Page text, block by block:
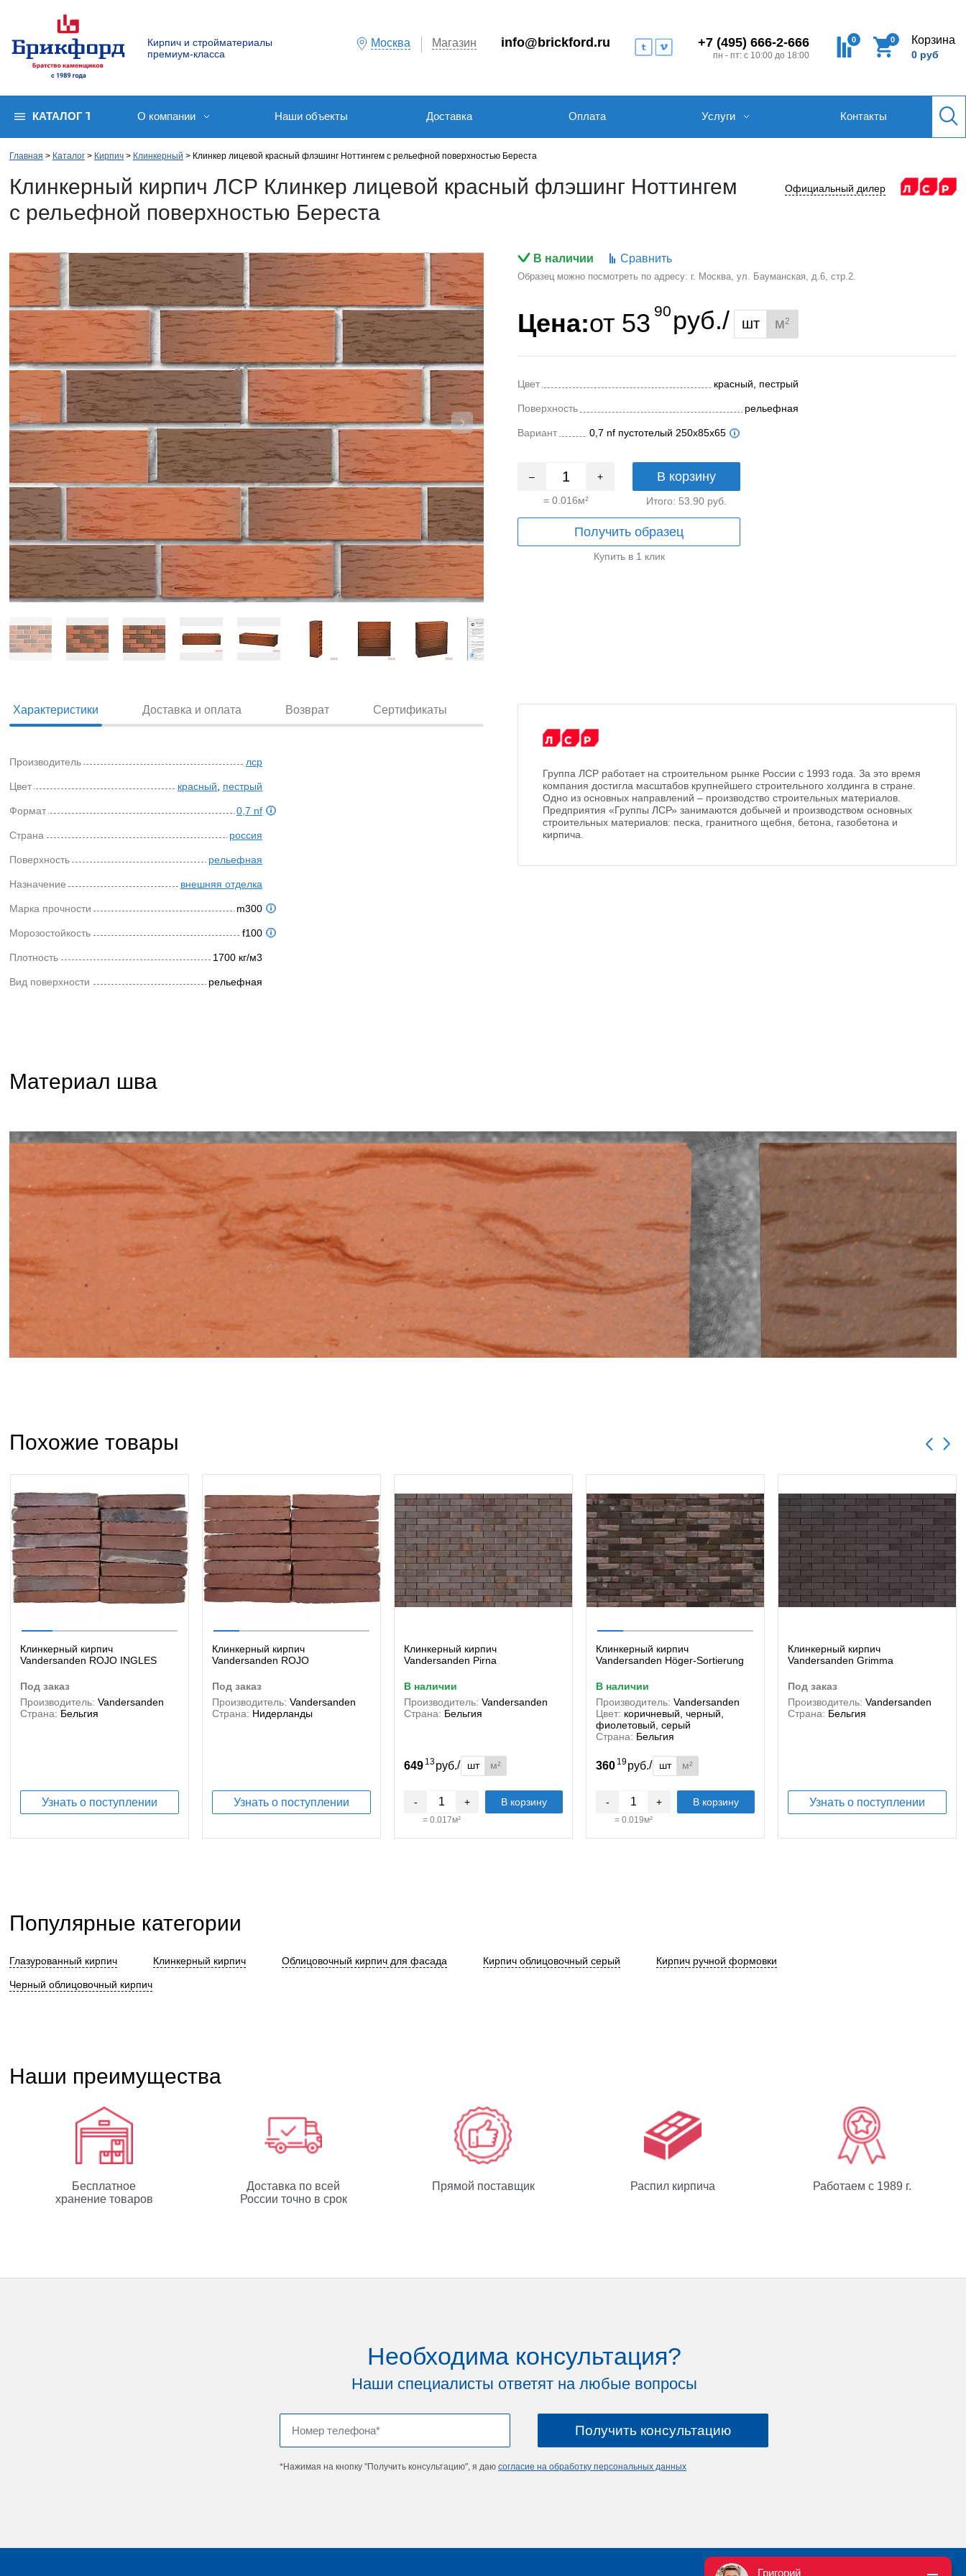
Кирпич и стройматериалы
премиум-класса
Москва Магазин info@brickford.ru +7 (495) 666-2-666
пн - пт: с 10:00 до 18:00
0 0 Корзина
0 руб
КАТАЛОГ ТОВАРОВО компании Наши объекты Доставка Оплата Услуги Контакты
Главная Каталог Кирпич Клинкерный Клинкер лицевой красный флэшинг Ноттингем с рельефной поверхностью Береста
Клинкерный кирпич ЛСР Клинкер лицевой красный флэшинг Ноттингем
с рельефной поверхностью Береста
Официальный дилер
В наличии Сравнить
Образец можно посмотреть по адресу: г. Москва, ул. Бауманская, д.6, стр.2.
Цена:от 53 90 руб./ шт м2
Цвет красный, пестрый
Поверхность рельефная
Вариант 0,7 nf пустотелый 250x85x65
– +
= 0.016м²
В корзину
Итого: 53.90 руб.
Получить образец
Купить в 1 клик
Характеристики Доставка и оплата Возврат Сертификаты
Производитель лср
Цвет красный пестрый
Формат 0,7 nf
Страна россия
Поверхность рельефная
Назначение внешняя отделка
Марка прочности m300
Морозостойкость f100
Плотность 1700 кг/м3
Вид поверхности рельефная
Группа ЛСР работает на строительном рынке России с 1993 года. За это время
компания достигла масштабов крупнейшего строительного холдинга в стране.
Одно из основных направлений – производство строительных материалов.
Предприятия «Группы ЛСР» занимаются добычей и производством основных
строительных материалов: песка, гранитного щебня, бетона, газобетона и
кирпича.
Материал шва
Похожие товары
Клинкерный кирпич
Vandersanden ROJO INGLES
под заказ
Производитель: Vandersanden
Страна: Бельгия
Узнать о поступлении
Клинкерный кирпич
Vandersanden ROJO
под заказ
Производитель: Vandersanden
Страна: Нидерланды
Узнать о поступлении
Клинкерный кирпич
Vandersanden Pirna
в наличии
Производитель: Vandersanden
Страна: Бельгия
649 13руб./ шт м²
- +
= 0.017м²
В корзину
Клинкерный кирпич
Vandersanden Höger-Sortierung
в наличии
Производитель: Vandersanden
Цвет: коричневый, черный,
фиолетовый, серый
Страна: Бельгия
360 19руб./ шт м²
- +
= 0.019м²
В корзину
Клинкерный кирпич
Vandersanden Grimma
под заказ
Производитель: Vandersanden
Страна: Бельгия
Узнать о поступлении
Популярные категории
Глазурованный кирпич Клинкерный кирпич Облицовочный кирпич для фасада Кирпич облицовочный серый Кирпич ручной формовки
Черный облицовочный кирпич
Наши преимущества
Бесплатное
хранение товаров
Доставка по всей
России точно в срок
Прямой поставщик Распил кирпича Работаем с 1989 г.
Необходима консультация?
Наши специалисты ответят на любые вопросы
*Нажимая на кнопку "Получить консультацию", я даю согласие на обработку персональных данных
Григорий